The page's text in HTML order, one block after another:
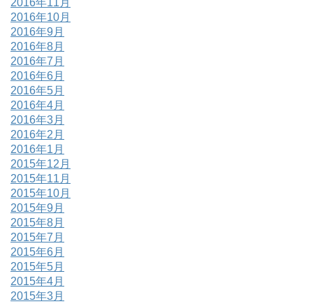
2016年11月
2016年10月
2016年9月
2016年8月
2016年7月
2016年6月
2016年5月
2016年4月
2016年3月
2016年2月
2016年1月
2015年12月
2015年11月
2015年10月
2015年9月
2015年8月
2015年7月
2015年6月
2015年5月
2015年4月
2015年3月